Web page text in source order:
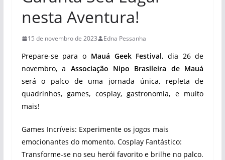
nesta Aventura!
15 de novembro de 2023 Edna Pessanha
Prepare-se para o Mauá Geek Festival, dia 26 de
novembro, a Associação Nipo Brasileira de Mauá
será o palco de uma jornada única, repleta de
quadrinhos, games, cosplay, gastronomia, e muito
mais!
Games Incríveis: Experimente os jogos mais
emocionantes do momento. Cosplay Fantástico:
Transforme-se no seu herói favorito e brilhe no palco.